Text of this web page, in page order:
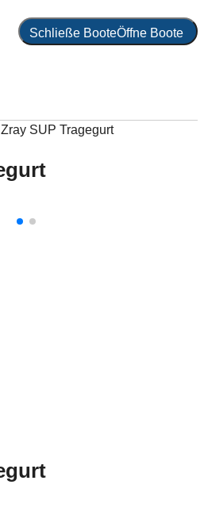
Schließe BooteÖffne Boote
SUP Tragegurt